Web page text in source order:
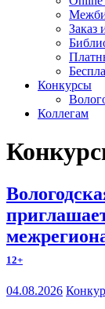
Заказ
Конкурсы
Коллегам
12+
04.08.2026